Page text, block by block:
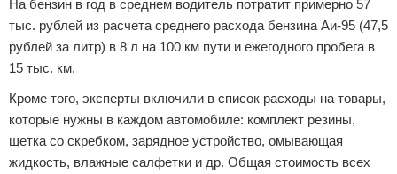
На бензин в год в среднем водитель потратит примерно 57
тыс. рублей из расчета среднего расхода бензина Аи-95 (47,5
рублей за литр) в 8 л на 100 км пути и ежегодного пробега в
15 тыс. км.
Кроме того, эксперты включили в список расходы на товары,
которые нужны в каждом автомобиле: комплект резины,
щетка со скребком, зарядное устройство, омывающая
жидкость, влажные салфетки и др. Общая стоимость всех